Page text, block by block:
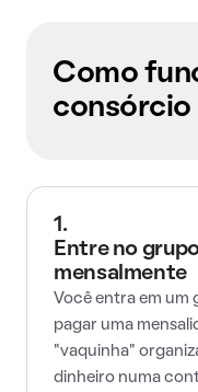
Como
consórcio
1.
Entre no
mensalmente
Você entra em um
pagar uma
"vaquinha"
dinheiro numa